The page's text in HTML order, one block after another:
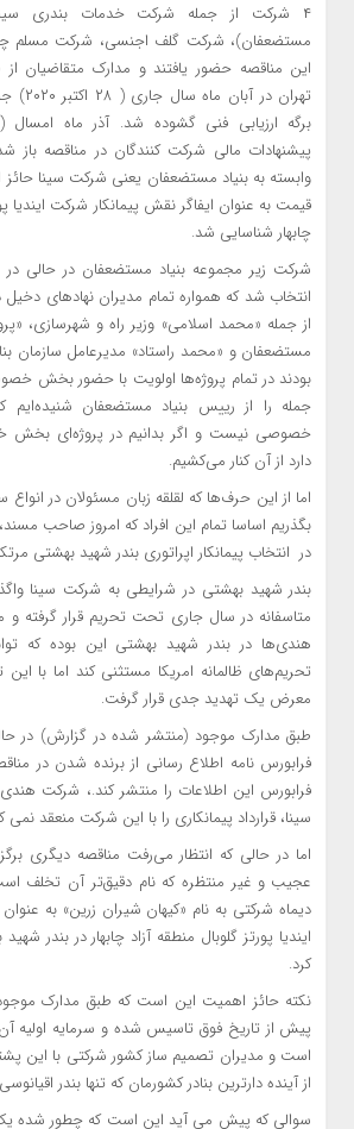
۴ شرکت از جمله شرکت خدمات بندری
مستضعفان)، شرکت گلف اجنسی، شرکت مسلم
این مناقصه حضور یافتند و مدارک متقاضیان
تهران
پیشنهادات مالی شرکت کنندگان در مناقصه
وابسته به بنیاد مستضعفان یعنی شرکت سینا حائز
قیمت به عنوان ایفاگر نقش پیمانکار شرکت ایندیا
چابهار شناسایی شد.
شرکت زیر مجموعه بنیاد مستضعفان در حالی
انتخاب شد که همواره تمام مدیران نهادهای دخیل
از جمله «محمد اسلامی» وزیر راه و شهرسازی،‌
مستضعفان و «محمد راستاد» مدیرعامل سازمان
بودند در تمام پروژه‌ها اولویت با حضور بخش
جمله را از رییس بنیاد مستضعفان
خصوصی نیست و اگر بدانیم در پروژه‌ای
دارد از آن کنار می‌کشیم.
اما از این حرف‌ها که لقلقه زبان مسئولان در
بگذریم اساسا تمام این افراد که امروز صاحب
در انتخاب پیمانکار اپراتوری بندر شهید بهشتی
بندر شهید بهشتی در شرایطی به شرکت سینا
متاسفانه در سال‌ جاری تحت تحریم قرار گرفته
هندی‌ها در بندر شهید بهشتی این بوده که
تحریم‌های ظالمانه امریکا مستثنی کند اما با
معرض یک تهدید جدی قرار گرفت.
طبق مدارک موجود (منتشر شده در گزارش) در
فرابورس نامه اطلاع رسانی از برنده شدن در
فرابورس این اطلاعات را منتشر کند.، شرکت
سینا، قرارداد پیمانکاری را با این شرکت منعقد نمی
اما در حالی که انتظار می‌رفت مناقصه دیگری
عجیب و غیر منتظره که نام دقیق‌تر آن تخلف
دیماه شرکتی به نام «کیهان شیران زرین» به
ایندیا پورتز گلوبال منطقه آزاد چابهار در بندر
کرد.
نکته حائز اهمیت این است که طبق مدارک
است و مدیران تصمیم ساز کشور شرکتی با این
از آینده دارترین بنادر کشورمان که تنها بندر
سوالی که پیش می آید این است که چطور شده